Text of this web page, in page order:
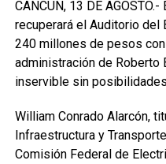
CANCÚN, 13 DE
recuperará el Auditorio del
240 millones de pesos
administración de Roberto
inservible sin
William Conrado Alarcón,
Infraestructura y
Comisión Federal de